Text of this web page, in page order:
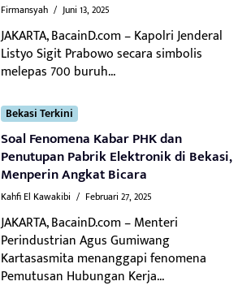
Firmansyah / Juni 13, 2025
JAKARTA, BacainD.com – Kapolri Jenderal
Listyo Sigit Prabowo secara simbolis
melepas 700 buruh...
Bekasi Terkini
Soal Fenomena Kabar PHK dan
Penutupan Pabrik Elektronik di Bekasi,
Menperin Angkat Bicara
Kahfi El Kawakibi / Februari 27, 2025
JAKARTA, BacainD.com – Menteri
Perindustrian Agus Gumiwang
Kartasasmita menanggapi fenomena
Pemutusan Hubungan Kerja...